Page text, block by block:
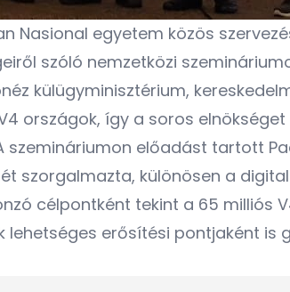
Nasional egyetem közös
szóló nemzetközi
külügyminisztérium,
országok, így a soros
szemináriumon előadást tartott
szorgalmazta, különösen a
célpontként tekint a 65 milliós
erősítési pontjaként is